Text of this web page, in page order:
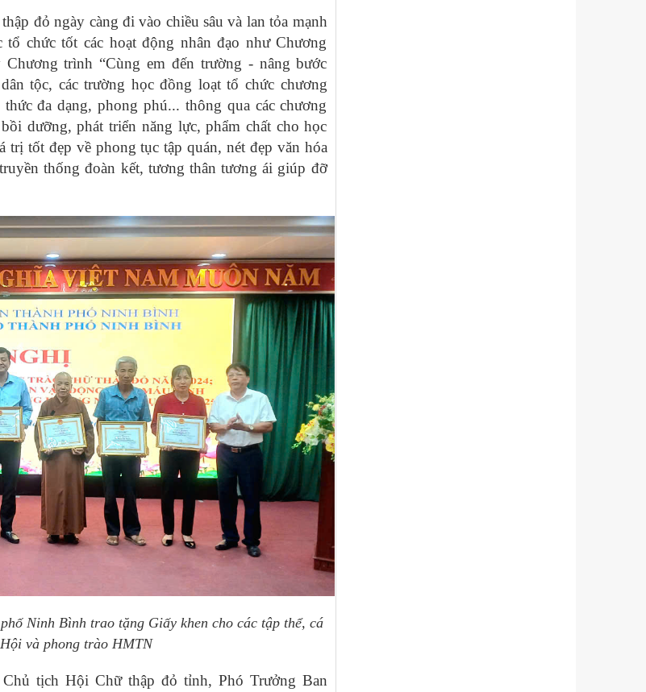
đỏ ngày càng đi vào chiều sâu và lan tỏa mạnh
chức tốt các hoạt động nhân đạo như Chương
trình “Cùng em đến trường - nâng bước
tộc, các trường học đồng loạt tổ chức chương
đa dạng, phong phú... thông qua các chương
dưỡng, phát triển năng lực, phẩm chất cho học
tốt đẹp về phong tục tập quán, nét đẹp văn hóa
thống đoàn kết, tương thân tương ái giúp đỡ
Ninh Bình trao tặng Giấy khen cho các tập thể, cá
và phong trào HMTN
tịch Hội Chữ thập đỏ tỉnh, Phó Trưởng Ban